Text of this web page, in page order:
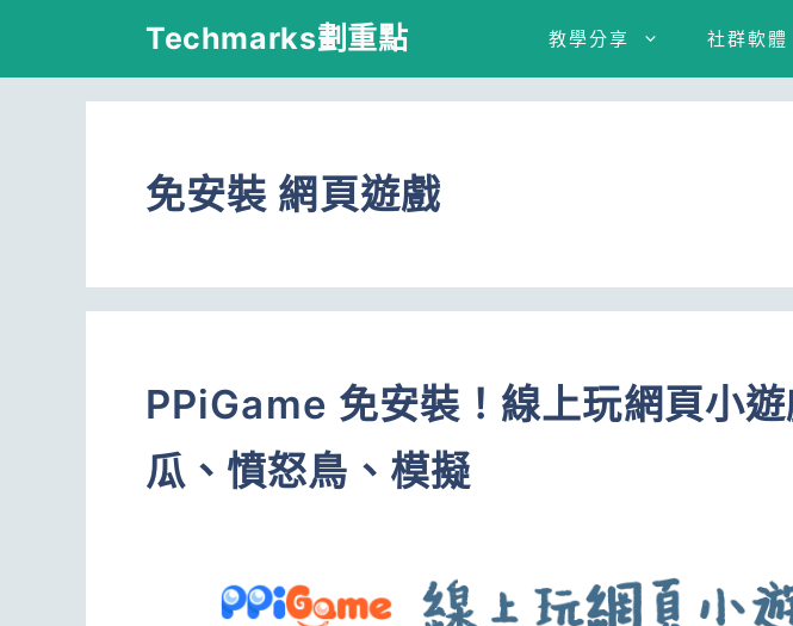
Techmarks劃重點 教學分享 社群軟體
免安裝 網頁遊戲
PPiGame 免安裝！線上玩網頁小
瓜、憤怒鳥、模擬